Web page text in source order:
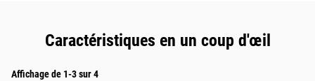
Caractéristiques en un coup d'œil
Affichage de 1-3 sur 4